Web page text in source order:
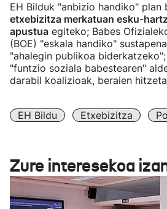
EH Bilduk "anbizio handiko" plan
etxebizitza merkatuan esku-
apustua egiteko; Babes
(BOE) "eskala handiko"
"ahalegin publikoa
"funtzio soziala babestearen"
darabil koalizioak, beraien
EH Bildu Etxebizitza
Zure interesekoa